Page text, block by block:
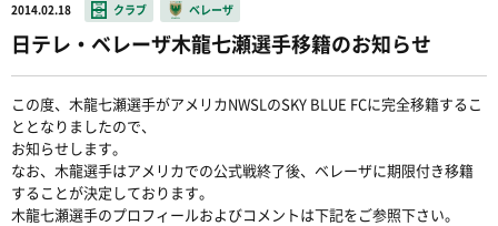
2014.02.18 クラブ ベレーザ
日テレ・ベレーザ木龍七瀬選手移籍のお知らせ
この度、木龍七瀬選手がアメリカNWSLのSKY BLUE FCに完全移籍するこ
ととなりましたので、
お知らせします。
なお、木龍選手はアメリカでの公式戦終了後、ベレーザに期限付き移籍
することが決定しております。
木龍七瀬選手のプロフィールおよびコメントは下記をご参照下さい。